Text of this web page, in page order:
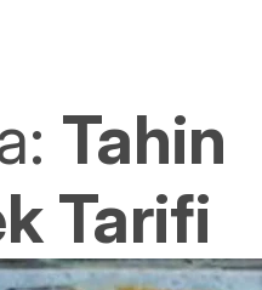
Tahin
Tarifi